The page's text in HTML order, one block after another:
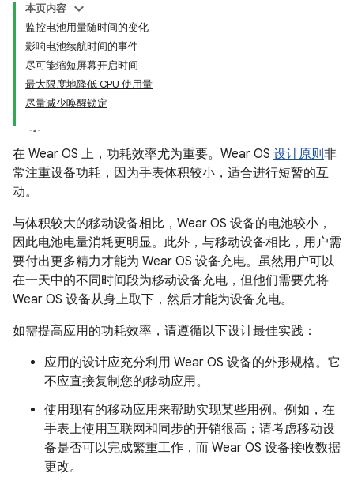
本页内容
监控电池用量随时间的变化
影响电池续航时间的事件
尽可能缩短屏幕开启时间
最大限度地降低 CPU 使用量
尽量减少唤醒锁定
在 Wear OS 上，功耗效率尤为重要。Wear OS 设计原则非
常注重设备功耗，因为手表体积较小，适合进行短暂的互
动。
与体积较大的移动设备相比，Wear OS 设备的电池较小，
因此电池电量消耗更明显。此外，与移动设备相比，用户需
要付出更多精力才能为 Wear OS 设备充电。虽然用户可以
在一天中的不同时间段为移动设备充电，但他们需要先将
Wear OS 设备从身上取下，然后才能为设备充电。
如需提高应用的功耗效率，请遵循以下设计最佳实践：
应用的设计应充分利用 Wear OS 设备的外形规格。它
不应直接复制您的移动应用。
使用现有的移动应用来帮助实现某些用例。例如，在
手表上使用互联网和同步的开销很高；请考虑移动设
备是否可以完成繁重工作，而 Wear OS 设备接收数据
更改。